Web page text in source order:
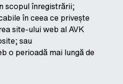
scopul înregistrării;
în ceea ce privește
site-ului web al AVK
sau
o perioadă mai lungă de